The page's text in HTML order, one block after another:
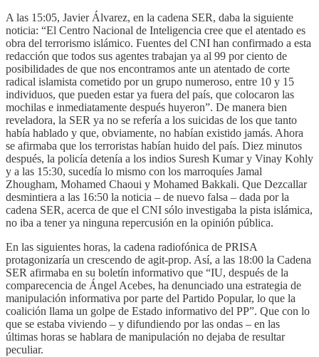
A las 15:05, Javier Álvarez, en la cadena SER, daba la siguiente
noticia: “El Centro Nacional de Inteligencia cree que el atentado es
obra del terrorismo islámico. Fuentes del CNI han confirmado a esta
redacción que todos sus agentes trabajan ya al 99 por ciento de
posibilidades de que nos encontramos ante un atentado de corte
radical islamista cometido por un grupo numeroso, entre 10 y 15
individuos, que pueden estar ya fuera del país, que colocaron las
mochilas e inmediatamente después huyeron”. De manera bien
reveladora, la SER ya no se refería a los suicidas de los que tanto
había hablado y que, obviamente, no habían existido jamás. Ahora
se afirmaba que los terroristas habían huido del país. Diez minutos
después, la policía detenía a los indios Suresh Kumar y Vinay Kohly
y a las 15:30, sucedía lo mismo con los marroquíes Jamal
Zhougham, Mohamed Chaoui y Mohamed Bakkali. Que Dezcallar
desmintiera a las 16:50 la noticia – de nuevo falsa – dada por la
cadena SER, acerca de que el CNI sólo investigaba la pista islámica,
no iba a tener ya ninguna repercusión en la opinión pública.
En las siguientes horas, la cadena radiofónica de PRISA
protagonizaría un crescendo de agit-prop. Así, a las 18:00 la Cadena
SER afirmaba en su boletín informativo que “IU, después de la
comparecencia de Ángel Acebes, ha denunciado una estrategia de
manipulación informativa por parte del Partido Popular, lo que la
coalición llama un golpe de Estado informativo del PP”. Que con lo
que se estaba viviendo – y difundiendo por las ondas – en las
últimas horas se hablara de manipulación no dejaba de resultar
peculiar.